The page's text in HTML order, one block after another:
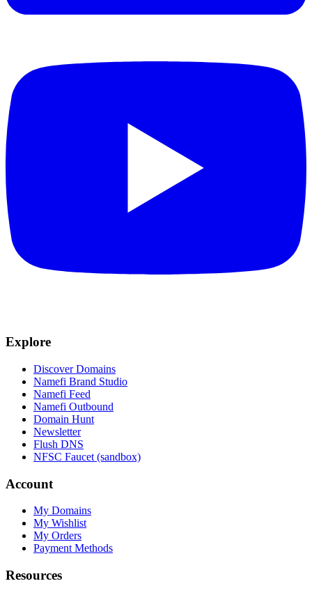
Explore
Discover Domains
Namefi Brand Studio
Namefi Feed
Namefi Outbound
Domain Hunt
Newsletter
Flush DNS
NFSC Faucet (sandbox)
Account
My Domains
My Wishlist
My Orders
Payment Methods
Resources